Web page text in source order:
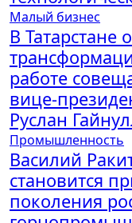
Малый бизнес
В
работе
вице-
Руслан
Промышленность
Василий
становится
поколения